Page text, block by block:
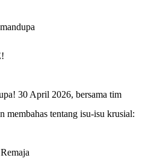
30 April 2026, bersama tim
membahas tentang isu-isu krusial: